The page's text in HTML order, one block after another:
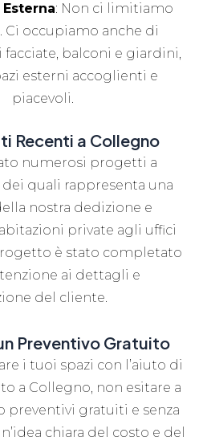
: Non ci limitiamo
Ci occupiamo anche di
facciate, balconi e giardini,
esterni accoglienti e
piacevoli.
Recenti a Collegno
numerosi progetti a
quali rappresenta una
nostra dedizione e
private agli uffici
è stato completato
ai dettagli e
del cliente.
Preventivo Gratuito
i tuoi spazi con l’aiuto di
a Collegno, non esitare a
preventivi gratuiti e senza
chiara del costo e del